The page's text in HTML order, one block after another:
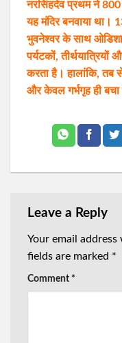
नरसिंहदेव प्रथम ने 800
यह मंदिर बनवाया था।
भुवनेश्वर के साथ
पर्यटकों,
करता है। हालांकि, तब
और केवल गर्भगृह ही बचा
Leave a Reply
Your email
fields are marked *
Comment *